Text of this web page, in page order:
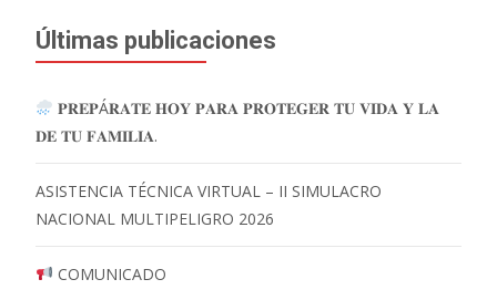
Últimas publicaciones
𝐏𝐑𝐄𝐏Á𝐑𝐀𝐓𝐄 𝐇𝐎𝐘 𝐏𝐀𝐑𝐀 𝐏𝐑𝐎𝐓𝐄𝐆𝐄𝐑 𝐓𝐔 𝐕𝐈𝐃𝐀 𝐘 𝐋𝐀
𝐃𝐄 𝐓𝐔 𝐅𝐀𝐌𝐈𝐋𝐈𝐀.
ASISTENCIA TÉCNICA VIRTUAL – II SIMULACRO
NACIONAL MULTIPELIGRO 2026
COMUNICADO